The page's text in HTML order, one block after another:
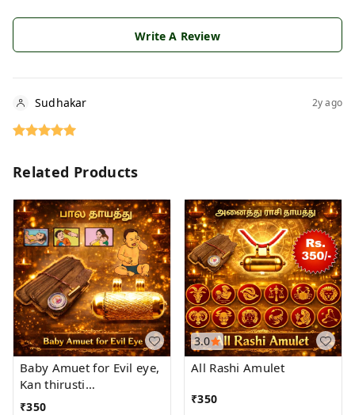
Write A Review
Sudhakar 2y ago
Related Products
Baby Amuet for Evil eye,
Kan thirusti
(Nazar)Amulet
₹350
3.0
All Rashi Amulet
₹350